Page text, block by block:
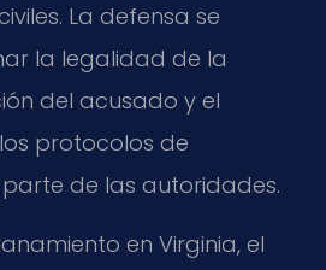
La defensa se
la legalidad de la
del acusado y el
protocolos de
de las autoridades.
en Virginia, el